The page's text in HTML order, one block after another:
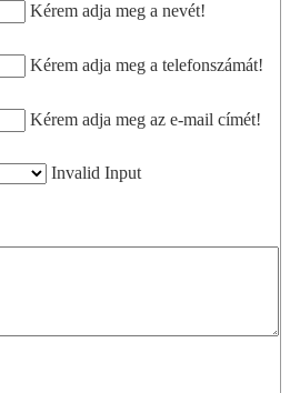
Kérem adja meg a nevét!
Kérem adja meg a telefonszámát!
Kérem adja meg az e-mail címét!
Invalid Input